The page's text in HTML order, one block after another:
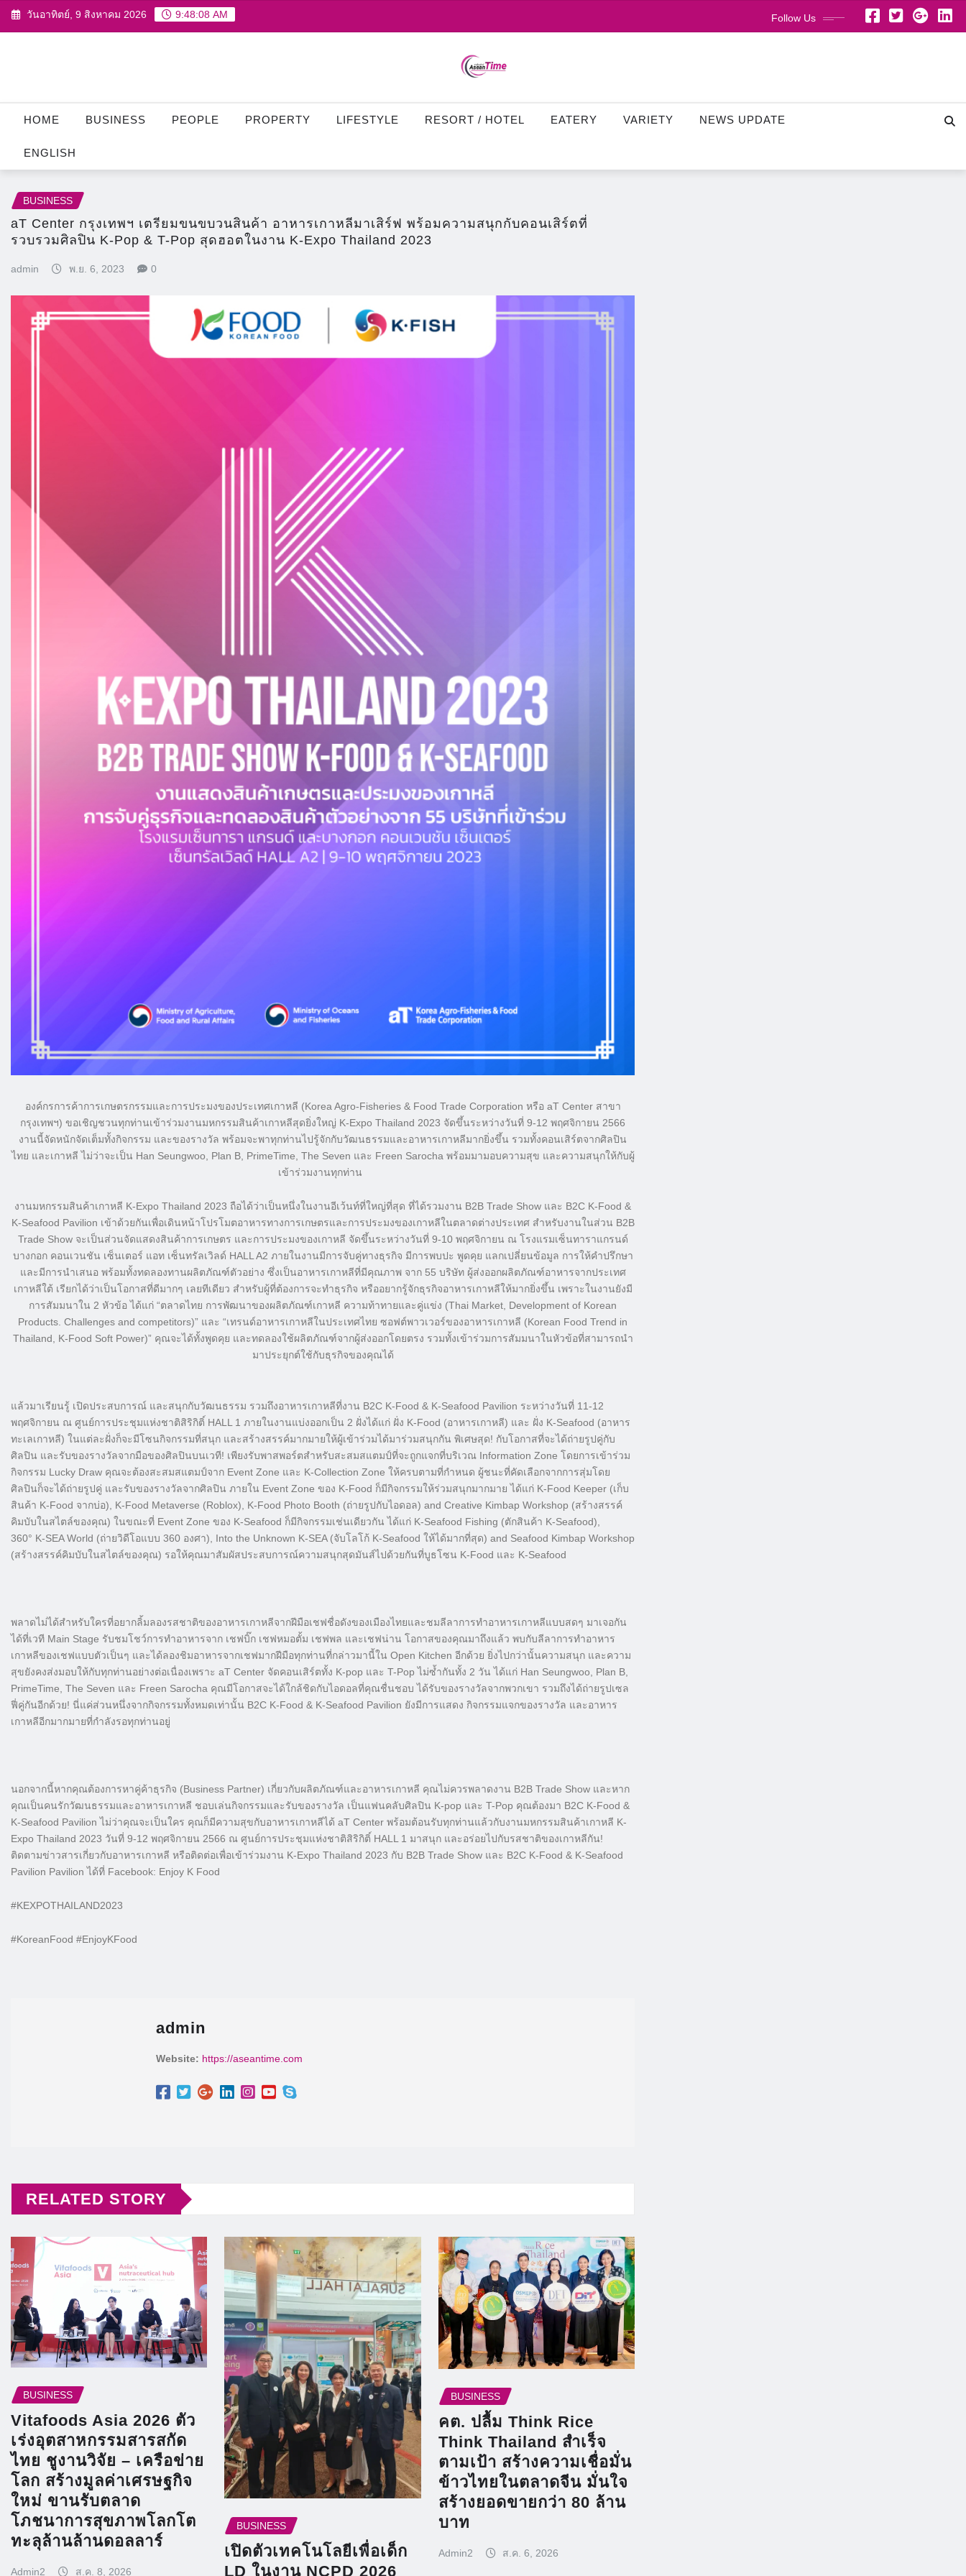
Skip วันอาทิตย์, 9 สิงหาคม 2026 9:48:09 AM Follow Us
HOME BUSINESS PEOPLE PROPERTY LIFESTYLE RESORT / HOTEL EATERY VARIETY NEWS UPDATE
ENGLISH
BUSINESS
aT Center กรุงเทพฯ เตรียมขนขบวนสินค้า อาหารเกาหลีมาเสิร์ฟ พร้อมความสนุกกับคอนเสิร์ตที่
รวบรวมศิลปิน K-Pop & T-Pop สุดฮอตในงาน K-Expo Thailand 2023
admin พ.ย. 6, 2023 0
องค์กรการค้าการเกษตรกรรมและการประมงของประเทศเกาหลี (Korea Agro-Fisheries & Food Trade Corporation หรือ aT Center สาขา
กรุงเทพฯ) ขอเชิญชวนทุกท่านเข้าร่วมงานมหกรรมสินค้าเกาหลีสุดยิ่งใหญ่ K-Expo Thailand 2023 จัดขึ้นระหว่างวันที่ 9-12 พฤศจิกายน 2566
งานนี้จัดหนักจัดเต็มทั้งกิจกรรม และของรางวัล พร้อมจะพาทุกท่านไปรู้จักกับวัฒนธรรมและอาหารเกาหลีมากยิ่งขึ้น รวมทั้งคอนเสิร์ตจากศิลปิน
ไทย และเกาหลี ไม่ว่าจะเป็น Han Seungwoo, Plan B, PrimeTime, The Seven และ Freen Sarocha พร้อมมามอบความสุข และความสนุกให้กับผู้
เข้าร่วมงานทุกท่าน
งานมหกรรมสินค้าเกาหลี K-Expo Thailand 2023 ถือได้ว่าเป็นหนึ่งในงานอีเว้นท์ที่ใหญ่ที่สุด ที่ได้รวมงาน B2B Trade Show และ B2C K-Food &
K-Seafood Pavilion เข้าด้วยกันเพื่อเดินหน้าโปรโมตอาหารทางการเกษตรและการประมงของเกาหลีในตลาดต่างประเทศ สำหรับงานในส่วน B2B
Trade Show จะเป็นส่วนจัดแสดงสินค้าการเกษตร และการประมงของเกาหลี จัดขึ้นระหว่างวันที่ 9-10 พฤศจิกายน ณ โรงแรมเซ็นทาราแกรนด์
บางกอก คอนเวนชัน เซ็นเตอร์ แอท เซ็นทรัลเวิลด์ HALL A2 ภายในงานมีการจับคู่ทางธุรกิจ มีการพบปะ พูดคุย แลกเปลี่ยนข้อมูล การให้คำปรึกษา
และมีการนำเสนอ พร้อมทั้งทดลองทานผลิตภัณฑ์ตัวอย่าง ซึ่งเป็นอาหารเกาหลีที่มีคุณภาพ จาก 55 บริษัท ผู้ส่งออกผลิตภัณฑ์อาหารจากประเทศ
เกาหลีใต้ เรียกได้ว่าเป็นโอกาสที่ดีมากๆ เลยทีเดียว สำหรับผู้ที่ต้องการจะทำธุรกิจ หรืออยากรู้จักธุรกิจอาหารเกาหลีให้มากยิ่งขึ้น เพราะในงานยังมี
การสัมมนาใน 2 หัวข้อ ได้แก่ “ตลาดไทย การพัฒนาของผลิตภัณฑ์เกาหลี ความท้าทายและคู่แข่ง (Thai Market, Development of Korean
Products. Challenges and competitors)” และ “เทรนด์อาหารเกาหลีในประเทศไทย ซอฟต์พาวเวอร์ของอาหารเกาหลี (Korean Food Trend in
Thailand, K-Food Soft Power)” คุณจะได้ทั้งพูดคุย และทดลองใช้ผลิตภัณฑ์จากผู้ส่งออกโดยตรง รวมทั้งเข้าร่วมการสัมมนาในหัวข้อที่สามารถนำ
มาประยุกต์ใช้กับธุรกิจของคุณได้
แล้วมาเรียนรู้ เปิดประสบการณ์ และสนุกกับวัฒนธรรม รวมถึงอาหารเกาหลีที่งาน B2C K-Food & K-Seafood Pavilion ระหว่างวันที่ 11-12
พฤศจิกายน ณ ศูนย์การประชุมแห่งชาติสิริกิติ์ HALL 1 ภายในงานแบ่งออกเป็น 2 ฝั่งได้แก่ ฝั่ง K-Food (อาหารเกาหลี) และ ฝั่ง K-Seafood (อาหาร
ทะเลเกาหลี) ในแต่ละฝั่งก็จะมีโซนกิจกรรมที่สนุก และสร้างสรรค์มากมายให้ผู้เข้าร่วมได้มาร่วมสนุกกัน พิเศษสุด! กับโอกาสที่จะได้ถ่ายรูปคู่กับ
ศิลปิน และรับของรางวัลจากมือของศิลปินบนเวที! เพียงรับพาสพอร์ตสำหรับสะสมสแตมป์ที่จะถูกแจกที่บริเวณ Information Zone โดยการเข้าร่วม
กิจกรรม Lucky Draw คุณจะต้องสะสมสแตมป์จาก Event Zone และ K-Collection Zone ให้ครบตามที่กำหนด ผู้ชนะที่คัดเลือกจากการสุ่มโดย
ศิลปินก็จะได้ถ่ายรูปคู่ และรับของรางวัลจากศิลปิน ภายใน Event Zone ของ K-Food ก็มีกิจกรรมให้ร่วมสนุกมากมาย ได้แก่ K-Food Keeper (เก็บ
สินค้า K-Food จากบ่อ), K-Food Metaverse (Roblox), K-Food Photo Booth (ถ่ายรูปกับไอดอล) and Creative Kimbap Workshop (สร้างสรรค์
คิมบับในสไตล์ของคุณ) ในขณะที่ Event Zone ของ K-Seafood ก็มีกิจกรรมเช่นเดียวกัน ได้แก่ K-Seafood Fishing (ตักสินค้า K-Seafood),
360° K-SEA World (ถ่ายวิดีโอแบบ 360 องศา), Into the Unknown K-SEA (จับโลโก้ K-Seafood ให้ได้มากที่สุด) and Seafood Kimbap Workshop
(สร้างสรรค์คิมบับในสไตล์ของคุณ) รอให้คุณมาสัมผัสประสบการณ์ความสนุกสุดมันส์ไปด้วยกันที่บูธโซน K-Food และ K-Seafood
พลาดไม่ได้สำหรับใครที่อยากลิ้มลองรสชาติของอาหารเกาหลีจากฝีมือเชฟชื่อดังของเมืองไทยและชมลีลาการทำอาหารเกาหลีแบบสดๆ มาเจอกัน
ได้ที่เวที Main Stage รับชมโชว์การทำอาหารจาก เชฟบิ๊ก เชฟหมอตั้ม เชฟพล และเชฟน่าน โอกาสของคุณมาถึงแล้ว พบกับลีลาการทำอาหาร
เกาหลีของเชฟแบบตัวเป็นๆ และได้ลองชิมอาหารจากเชฟมากฝีมือทุกท่านที่กล่าวมานี้ใน Open Kitchen อีกด้วย ยิ่งไปกว่านั้นความสนุก และความ
สุขยังคงส่งมอบให้กับทุกท่านอย่างต่อเนื่องเพราะ aT Center จัดคอนเสิร์ตทั้ง K-pop และ T-Pop ไม่ซ้ำกันทั้ง 2 วัน ได้แก่ Han Seungwoo, Plan B,
PrimeTime, The Seven และ Freen Sarocha คุณมีโอกาสจะได้ใกล้ชิดกับไอดอลที่คุณชื่นชอบ ได้รับของรางวัลจากพวกเขา รวมถึงได้ถ่ายรูปเซล
ฟี่คู่กันอีกด้วย! นี่แค่ส่วนหนึ่งจากกิจกรรมทั้งหมดเท่านั้น B2C K-Food & K-Seafood Pavilion ยังมีการแสดง กิจกรรมแจกของรางวัล และอาหาร
เกาหลีอีกมากมายที่กำลังรอทุกท่านอยู่
นอกจากนี้หากคุณต้องการหาคู่ค้าธุรกิจ (Business Partner) เกี่ยวกับผลิตภัณฑ์และอาหารเกาหลี คุณไม่ควรพลาดงาน B2B Trade Show และหาก
คุณเป็นคนรักวัฒนธรรมและอาหารเกาหลี ชอบเล่นกิจกรรมและรับของรางวัล เป็นแฟนคลับศิลปิน K-pop และ T-Pop คุณต้องมา B2C K-Food &
K-Seafood Pavilion ไม่ว่าคุณจะเป็นใคร คุณก็มีความสุขกับอาหารเกาหลีได้ aT Center พร้อมต้อนรับทุกท่านแล้วกับงานมหกรรมสินค้าเกาหลี K-
Expo Thailand 2023 วันที่ 9-12 พฤศจิกายน 2566 ณ ศูนย์การประชุมแห่งชาติสิริกิติ์ HALL 1 มาสนุก และอร่อยไปกับรสชาติของเกาหลีกัน!
ติดตามข่าวสารเกี่ยวกับอาหารเกาหลี หรือติดต่อเพื่อเข้าร่วมงาน K-Expo Thailand 2023 กับ B2B Trade Show และ B2C K-Food & K-Seafood
Pavilion Pavilion ได้ที่ Facebook: Enjoy K Food
#KEXPOTHAILAND2023
#KoreanFood #EnjoyKFood
admin
Website: https://aseantime.com
RELATED STORY
BUSINESS
Vitafoods Asia 2026 ตัว
เร่งอุตสาหกรรมสารสกัด
ไทย ชูงานวิจัย – เครือข่าย
โลก สร้างมูลค่าเศรษฐกิจ
ใหม่ ขานรับตลาด
โภชนาการสุขภาพโลกโต
ทะลุล้านล้านดอลลาร์
Admin2 ส.ค. 8, 2026
BUSINESS
เปิดตัวเทคโนโลยีเพื่อเด็ก
LD ในงาน NCPD 2026
BUSINESS
คต. ปลื้ม Think Rice
Think Thailand สำเร็จ
ตามเป้า สร้างความเชื่อมั่น
ข้าวไทยในตลาดจีน มั่นใจ
สร้างยอดขายกว่า 80 ล้าน
บาท
Admin2 ส.ค. 6, 2026